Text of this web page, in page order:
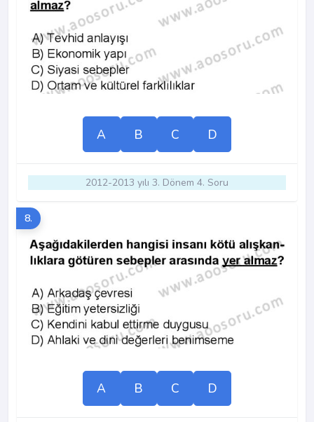
A B C D
2012-2013 yılı 3. Dönem 4. Soru
8.
A B C D